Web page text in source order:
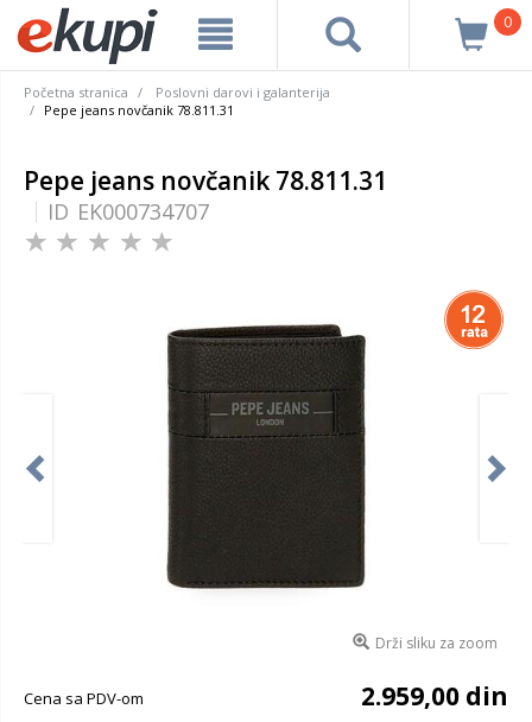
0
Početna stranica
Poslovni darovi i galanterija
Pepe jeans novčanik 78.811.31
Pepe jeans novčanik 78.811.31
ID EK000734707
Drži sliku za zoom
Cena sa PDV-om 2.959,00 din